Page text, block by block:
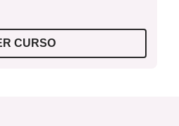
CURSO